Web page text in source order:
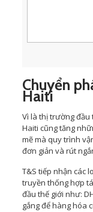
Chuyển
Haiti
Vì là thị trường đầu
Haiti cũng tăng
mẽ mà quy trình
đơn giản và rút
T&S tiếp nhận các
truyền thống hợp
đầu thế giới như:
gắng để hàng hóa